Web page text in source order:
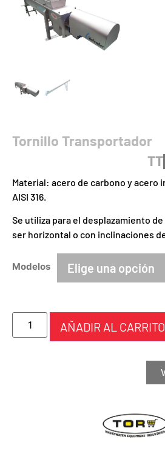
Tornillo Transportador
TT
Material: acero de carbono y acero
AISI 316.
Se utiliza para el desplazamiento
ser horizontal o con inclinaciones
Modelos
AÑADIR AL CARRITO